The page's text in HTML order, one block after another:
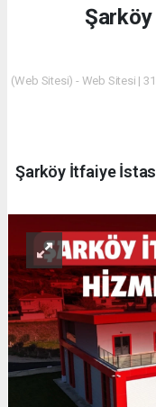
(Web Sitesi) - Web Sitesi |
Şarköy İtfaiye